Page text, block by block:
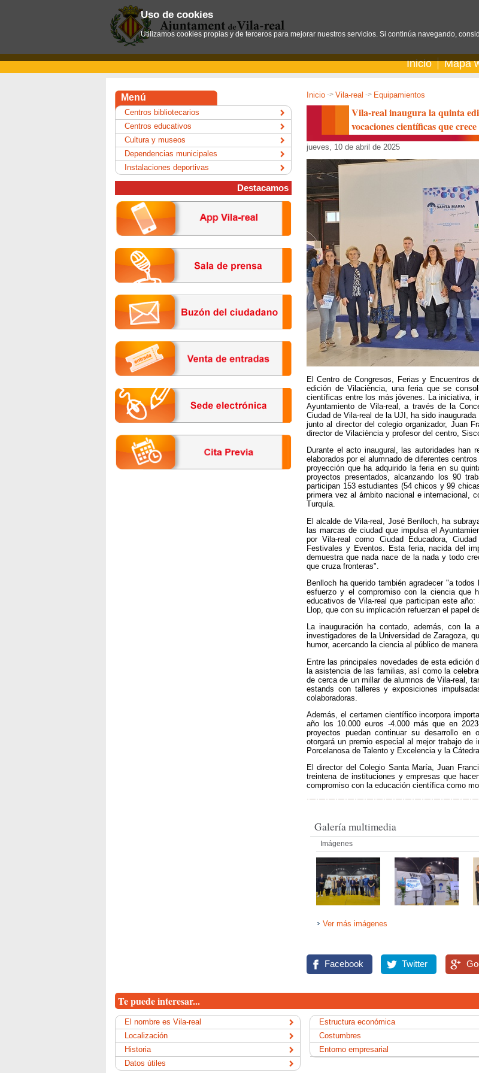
Inicio Mapa
Inicio -> Vila-real -> Equipamientos
Vila-real inaugura la quinta
vocaciones científicas que
jueves, 10 de abril de 2025
El Centro de Congresos, Ferias y Encuentros
edición de Vilaciència, una feria que se
científicas entre los más jóvenes. La iniciativa,
Ayuntamiento de Vila-real, a través de la
Ciudad de Vila-real de la UJI, ha sido
junto al director del colegio organizador, Juan
director de Vilaciència y profesor del centro,
Durante el acto inaugural, las autoridades han
elaborados por el alumnado de diferentes
proyección que ha adquirido la feria en su
proyectos presentados, alcanzando los 90
participan 153 estudiantes (54 chicos y 99
primera vez al ámbito nacional e internacional,
Turquía.
El alcalde de Vila-real, José Benlloch, ha
las marcas de ciudad que impulsa el
por Vila-real como Ciudad Educadora,
Festivales y Eventos. Esta feria, nacida del
demuestra que nada nace de la nada y todo
que cruza fronteras".
Benlloch ha querido también agradecer "a
esfuerzo y el compromiso con la ciencia que
educativos de Vila-real que participan este
Llop, que con su implicación refuerzan el papel
La inauguración ha contado, además, con la
investigadores de la Universidad de Zaragoza,
humor, acercando la ciencia al público de
Entre las principales novedades de esta
la asistencia de las familias, así como la
de cerca de un millar de alumnos de Vila-real,
estands con talleres y exposiciones
colaboradoras.
Además, el certamen científico incorpora
año los 10.000 euros -4.000 más que en
proyectos puedan continuar su desarrollo en
otorgará un premio especial al mejor trabajo de
Porcelanosa de Talento y Excelencia y la
El director del Colegio Santa María, Juan
treintena de instituciones y empresas que
compromiso con la educación científica como
Galería multimedia
Imágenes
Ver más imágenes
Facebook Twitter
Menú
Centros bibliotecarios
Centros educativos
Cultura y museos
Dependencias municipales
Instalaciones deportivas
Destacamos
Te puede interesar...
El nombre es Vila-real
Localización
Historia
Datos útiles
Estructura económica
Costumbres
Entorno empresarial
Uso de cookies
Utilizamos cookies propias y de terceros para mejorar nuestros servicios. Si continúa navegando,